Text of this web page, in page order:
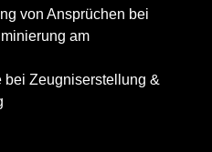
von Ansprüchen bei
am
Zeugniserstellung &